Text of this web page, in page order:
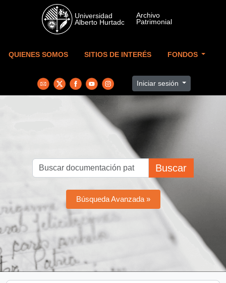
Skip to main content
QUIENES SOMOS SITIOS DE INTERÉS FONDOS
Iniciar sesión
Buscar
Búsqueda Avanzada »